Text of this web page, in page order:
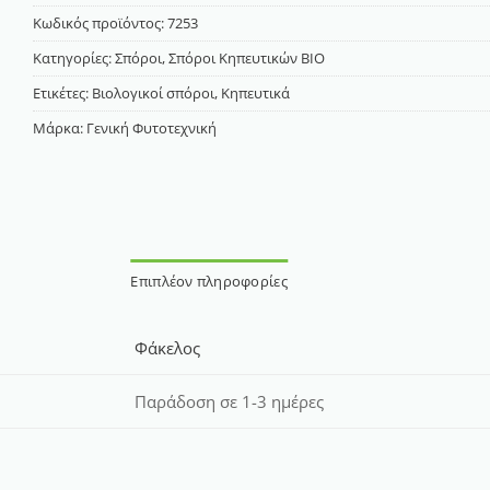
Κωδικός προϊόντος:7253
Κατηγορίες:Σπόροι,Σπόροι Κηπευτικών ΒΙΟ
Ετικέτες: Βιολογικοί σπόροι, Κηπευτικά
Μάρκα: Γενική Φυτοτεχνική
Επιπλέον πληροφορίες
Φάκελος
Παράδοση σε 1-3 ημέρες